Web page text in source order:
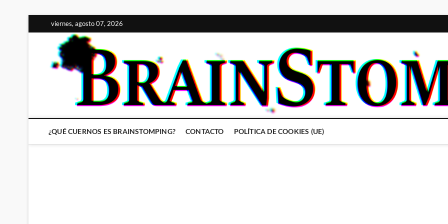
al
contenido
viernes, agosto 07, 2026
¿QUÉ CUERNOS ES BRAINSTOMPING? CONTACTO POLÍTICA DE COOKIES (UE)